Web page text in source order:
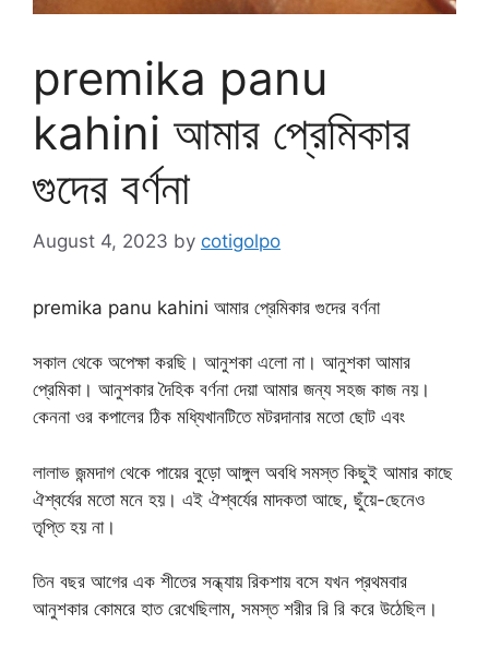
premika panu
kahini আমার প্রেমিকার
গুদের বর্ণনা
August 4, 2023 by cotigolpo
premika panu kahini আমার প্রেমিকার গুদের বর্ণনা
সকাল থেকে অপেক্ষা করছি। আনুশকা এলো না। আনুশকা আমার
প্রেমিকা। আনুশকার দৈহিক বর্ণনা দেয়া আমার জন্য সহজ কাজ নয়।
কেননা ওর কপালের ঠিক মধ্যিখানটিতে মটরদানার মতো ছোট এবং
লালাভ জন্মদাগ থেকে পায়ের বুড়ো আঙ্গুল অবধি সমস্ত কিছুই আমার কাছে
ঐশ্বর্যের মতো মনে হয়। এই ঐশ্বর্যের মাদকতা আছে, ছুঁয়ে-ছেনেও
তৃপ্তি হয় না।
তিন বছর আগের এক শীতের সন্ধ্যায় রিকশায় বসে যখন প্রথমবার
আনুশকার কোমরে হাত রেখেছিলাম, সমস্ত শরীর রি রি করে উঠেছিল।